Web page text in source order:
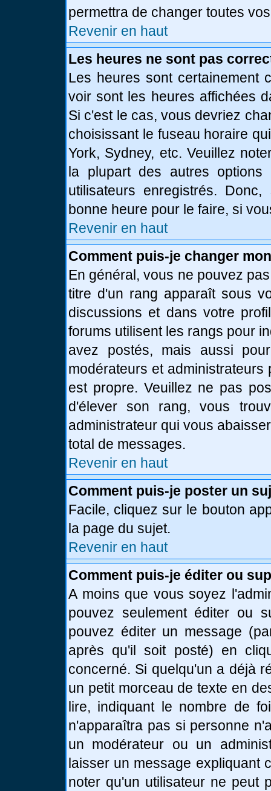
permettra de changer toutes
Revenir en haut
Les heures ne sont pas
Les heures sont certainement
voir sont les heures affichées
Si c'est le cas, vous devriez
choisissant le fuseau horaire
York, Sydney, etc. Veuillez
la plupart des autres
utilisateurs enregistrés.
bonne heure pour le faire, si
Revenir en haut
Comment puis-je changer
En général, vous ne pouvez
titre d'un rang apparaît sous
discussions et dans votre
forums utilisent les rangs pour
avez postés, mais aussi
modérateurs et
est propre. Veuillez ne pas
d'élever son rang, vous
administrateur qui vous
total de messages.
Revenir en haut
Comment puis-je poster un
Facile, cliquez sur le bouton
la page du sujet.
Revenir en haut
Comment puis-je éditer ou
A moins que vous soyez
pouvez seulement éditer ou
pouvez éditer un message
après qu'il soit posté) en
concerné. Si quelqu'un a déjà
un petit morceau de texte en
lire, indiquant le nombre de
n'apparaîtra pas si personne
un modérateur ou un
laisser un message expliquant
noter qu'un utilisateur ne peut